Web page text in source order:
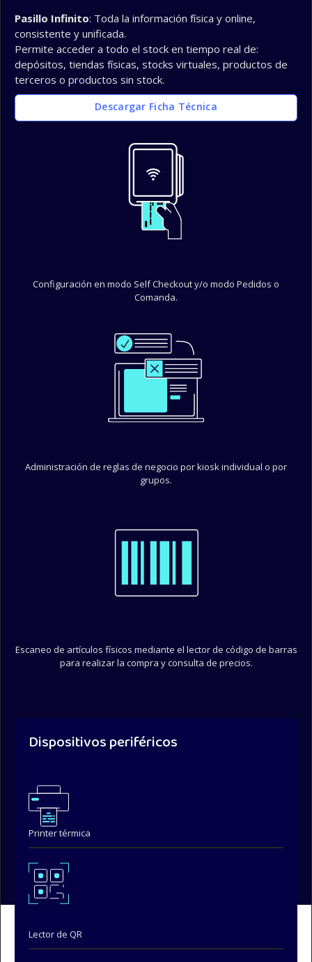
Pasillo Infinito: Toda la información física y online,
consistente y unificada.
Permite acceder a todo el stock en tiempo real de:
depósitos, tiendas físicas, stocks virtuales, productos de
terceros o productos sin stock.
Descargar Ficha Técnica
Configuración en modo Self Checkout y/o modo Pedidos o
Comanda.
Administración de reglas de negocio por kiosk individual o por
grupos.
Escaneo de artículos físicos mediante el lector de código de barras
para realizar la compra y consulta de precios.
Dispositivos periféricos
Printer térmica
Lector de QR